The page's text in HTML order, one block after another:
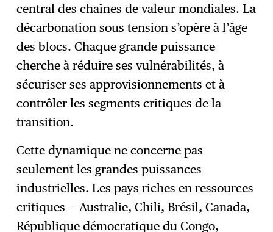
central des chaînes de valeur mondiales. La
décarbonation sous tension s’opère à l’âge
des blocs. Chaque grande puissance
cherche à réduire ses vulnérabilités, à
sécuriser ses approvisionnements et à
contrôler les segments critiques de la
transition.
Cette dynamique ne concerne pas
seulement les grandes puissances
industrielles. Les pays riches en ressources
critiques — Australie, Chili, Brésil, Canada,
République démocratique du Congo,